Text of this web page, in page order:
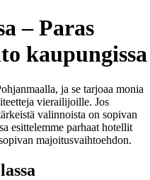
– Paras
kaupungissa
ja se tarjoaa monia
vierailijoille. Jos
valinnoista on sopivan
esittelemme parhaat hotellit
majoitusvaihtoehdon.